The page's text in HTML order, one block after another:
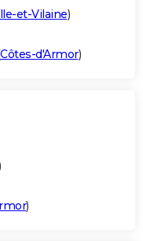
et-Vilaine)
Côtes-d'Armor)
)